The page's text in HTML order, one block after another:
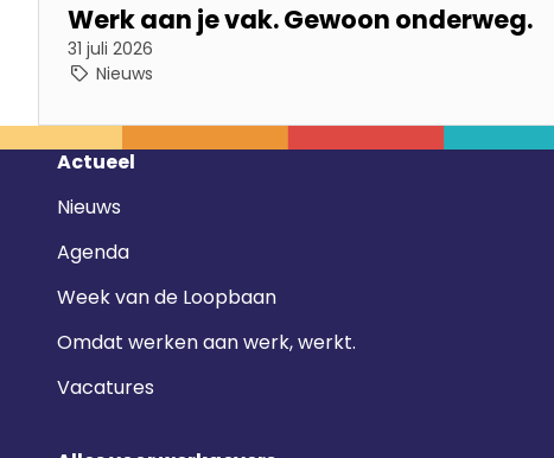
Werk aan je vak. Gewoon onderweg.
31 juli 2026
Nieuws
Footer
Actueel
Nieuws
Agenda
Week van de Loopbaan
Omdat werken aan werk, werkt.
Vacatures